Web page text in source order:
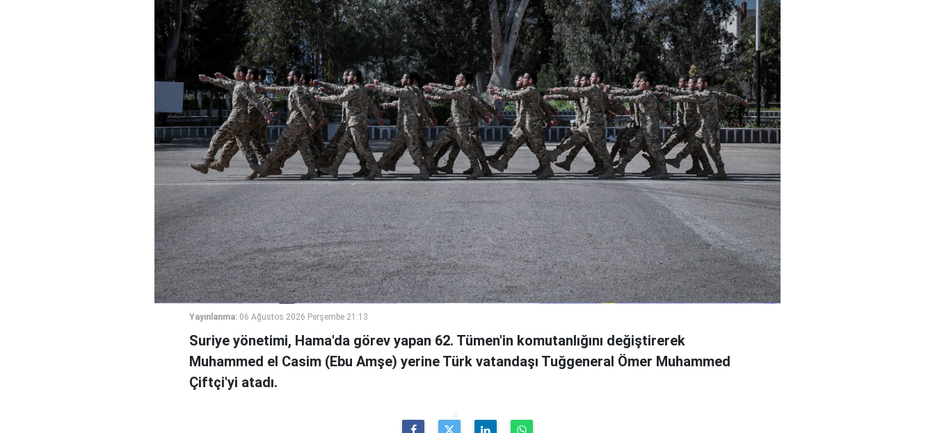
Yayınlanma: 06 Ağustos 2026 Perşembe 21:13
Suriye yönetimi, Hama'da görev yapan 62. Tümen'in komutanlığını değiştirerek
Muhammed el Casim (Ebu Amşe) yerine Türk vatandaşı Tuğgeneral Ömer Muhammed
Çiftçi'yi atadı.